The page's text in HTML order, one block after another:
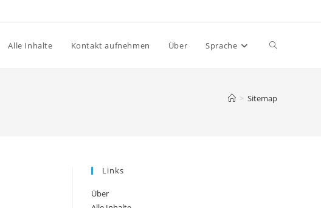
Alle Inhalte Kontakt aufnehmen Über Sprache Toggle
> Sitemap
Links
Über